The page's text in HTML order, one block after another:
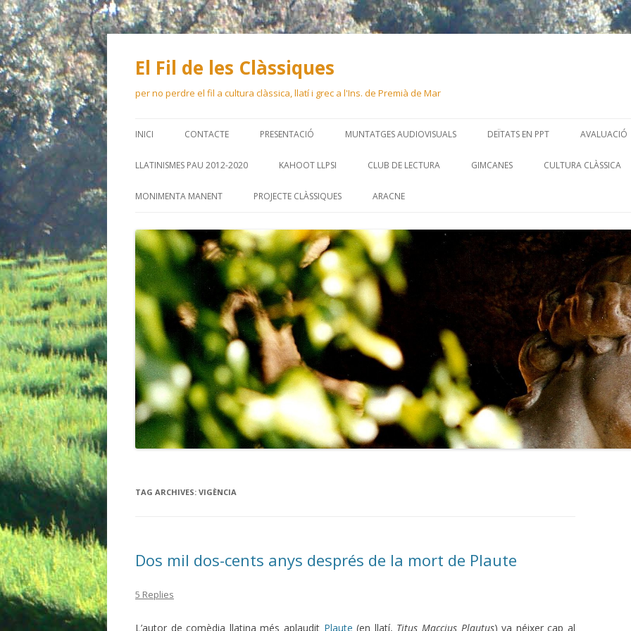
El Fil de les Clàssiques
per no perdre el fil a cultura clàssica, llatí i grec a l'Ins. de Premià de Mar
INICI CONTACTE PRESENTACIÓ MUNTATGES AUDIOVISUALS DEÏTATS EN PPT AVALUACIÓ
LLATINISMES PAU 2012-2020 KAHOOT LLPSI CLUB DE LECTURA GIMCANES CULTURA CLÀSSICA
MONIMENTA MANENT PROJECTE CLÀSSIQUES ARACNE
TAG ARCHIVES: VIGÈNCIA
Dos mil dos-cents anys després de la mort de Plaute
5 Replies
L’autor de comèdia llatina més aplaudit Plaute (en llatí, Titus Maccius Plautus) va néixer cap al